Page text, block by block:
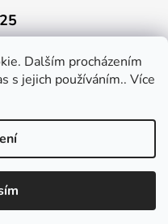
Dalším procházením
s jejich používáním.. Více
a př...
mimo EU
Wie...
práva vyhrazena.